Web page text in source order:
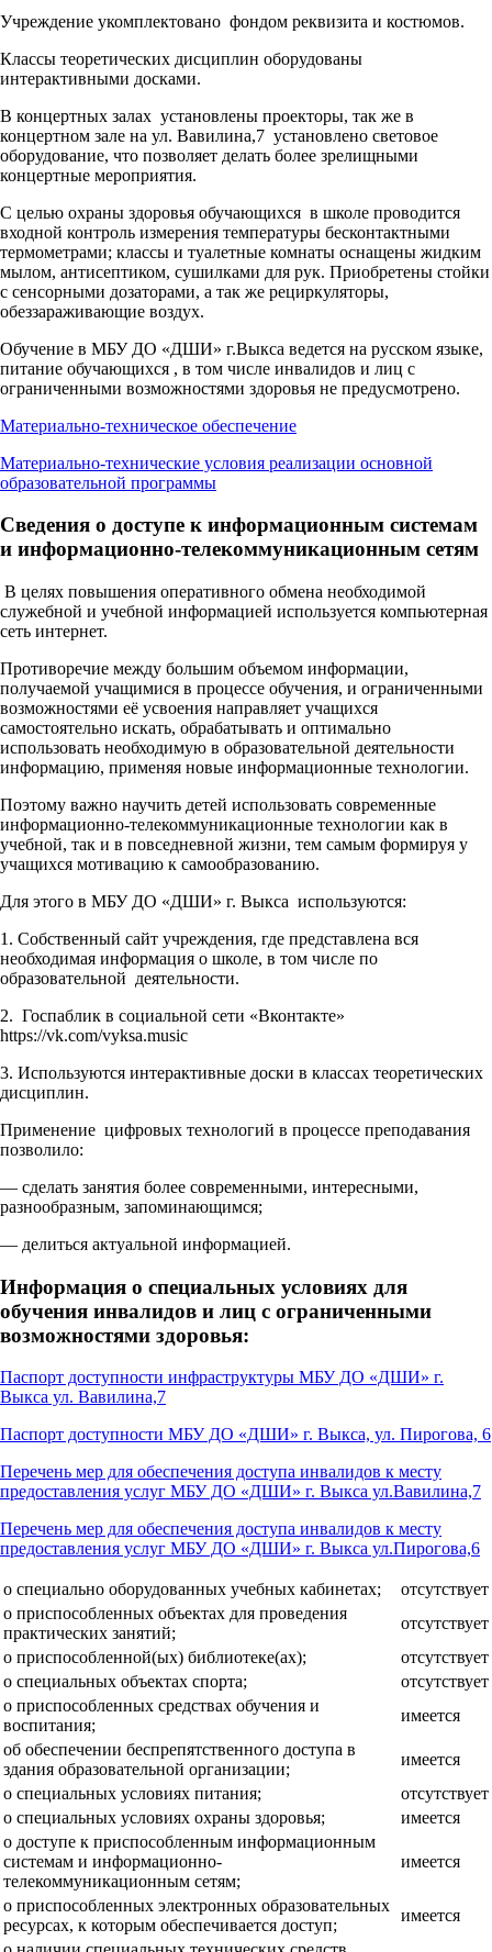
Учреждение укомплектовано фондом реквизита и костюмов.
Классы теоретических дисциплин оборудованы
интерактивными досками.
В концертных залах установлены проекторы, так же в
концертном зале на ул. Вавилина,7 установлено световое
оборудование, что позволяет делать более зрелищными
концертные мероприятия.
С целью охраны здоровья обучающихся в школе проводится
входной контроль измерения температуры бесконтактными
термометрами; классы и туалетные комнаты оснащены жидким
мылом, антисептиком, сушилками для рук. Приобретены стойки
с сенсорными дозаторами, а так же рециркуляторы,
обеззараживающие воздух.
Обучение в МБУ ДО «ДШИ» г.Выкса ведется на русском языке,
питание обучающихся , в том числе инвалидов и лиц с
ограниченными возможностями здоровья не предусмотрено.
Материально-техническое обеспечение
Материально-технические условия реализации основной
образовательной программы
Сведения о доступе к информационным системам
и информационно-телекоммуникационным сетям
В целях повышения оперативного обмена необходимой
служебной и учебной информацией используется компьютерная
сеть интернет.
Противоречие между большим объемом информации,
получаемой учащимися в процессе обучения, и ограниченными
возможностями её усвоения направляет учащихся
самостоятельно искать, обрабатывать и оптимально
использовать необходимую в образовательной деятельности
информацию, применяя новые информационные технологии.
Поэтому важно научить детей использовать современные
информационно-телекоммуникационные технологии как в
учебной, так и в повседневной жизни, тем самым формируя у
учащихся мотивацию к самообразованию.
Для этого в МБУ ДО «ДШИ» г. Выкса используются:
1. Собственный сайт учреждения, где представлена вся
необходимая информация о школе, в том числе по
образовательной деятельности.
2. Госпаблик в социальной сети «Вконтакте»
https://vk.com/vyksa.music
3. Используются интерактивные доски в классах теоретических
дисциплин.
Применение цифровых технологий в процессе преподавания
позволило:
— сделать занятия более современными, интересными,
разнообразным, запоминающимся;
— делиться актуальной информацией.
Информация о специальных условиях для
обучения инвалидов и лиц с ограниченными
возможностями здоровья:
Паспорт доступности инфраструктуры МБУ ДО «ДШИ» г.
Выкса ул. Вавилина,7
Паспорт доступности МБУ ДО «ДШИ» г. Выкса, ул. Пирогова, 6
Перечень мер для обеспечения доступа инвалидов к месту
предоставления услуг МБУ ДО «ДШИ» г. Выкса ул.Вавилина,7
Перечень мер для обеспечения доступа инвалидов к месту
предоставления услуг МБУ ДО «ДШИ» г. Выкса ул.Пирогова,6
о специально оборудованных учебных кабинетах;
отсутствует
о приспособленных объектах для проведения
практических занятий;
отсутствует
о приспособленной(ых) библиотеке(ах);
отсутствует
о специальных объектах спорта;
отсутствует
о приспособленных средствах обучения и
воспитания;
имеется
об обеспечении беспрепятственного доступа в
здания образовательной организации;
имеется
о специальных условиях питания;
отсутствует
о специальных условиях охраны здоровья;
имеется
о доступе к приспособленным информационным
системам и информационно-
телекоммуникационным сетям;
имеется
о приспособленных электронных образовательных
ресурсах, к которым обеспечивается доступ;
имеется